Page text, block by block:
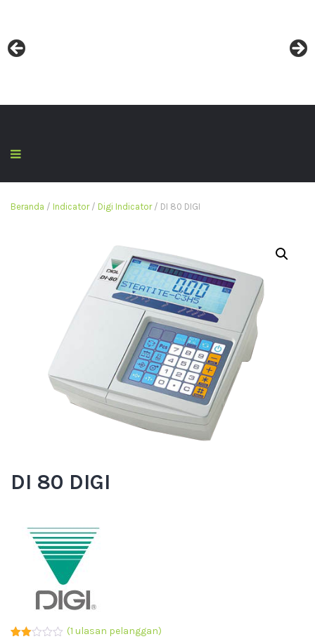
Beranda / Indicator/ Digi Indicator/ DI 80 DIGI
DI 80 DIGI
(1 ulasan pelanggan)